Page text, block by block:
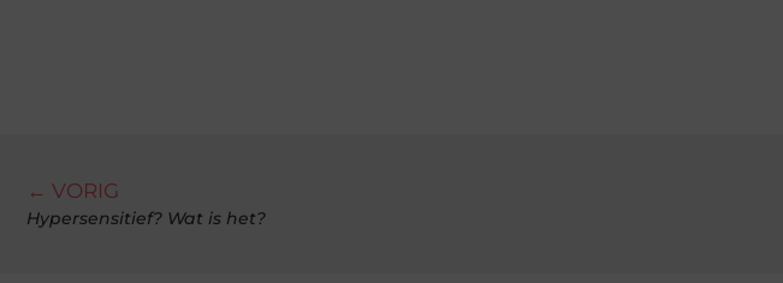
← VORIG
Hypersensitief? Wat is het?